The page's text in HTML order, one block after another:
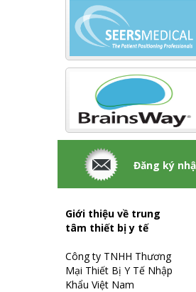
Đăng ký
Giới thiệu về trung
tâm thiết bị y tế
Công ty TNHH Thương
Mại Thiết Bị Y Tế Nhập
Khẩu Việt Nam